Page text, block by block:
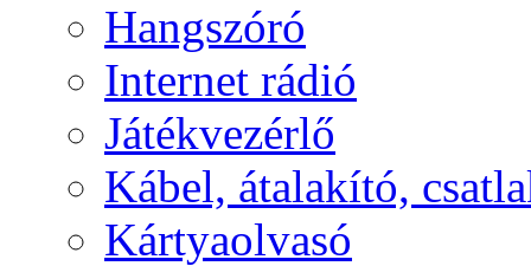
Hangszóró
Internet rádió
Játékvezérlő
Kábel, átalakító,
Kártyaolvasó